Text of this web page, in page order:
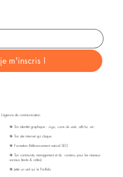
m'inscris !
L'agence de communication
🎯 Ton identité graphique :Logo, carte de visite, affiche, etc.
🎯 Ton site internet qui claque
🎯 Formation Référencement naturel SEO
🎯 Ton community management et du contenu pour les réseaux
sociaux (texte & vidéo)
🎯 Jette un œil sur le Portfolio